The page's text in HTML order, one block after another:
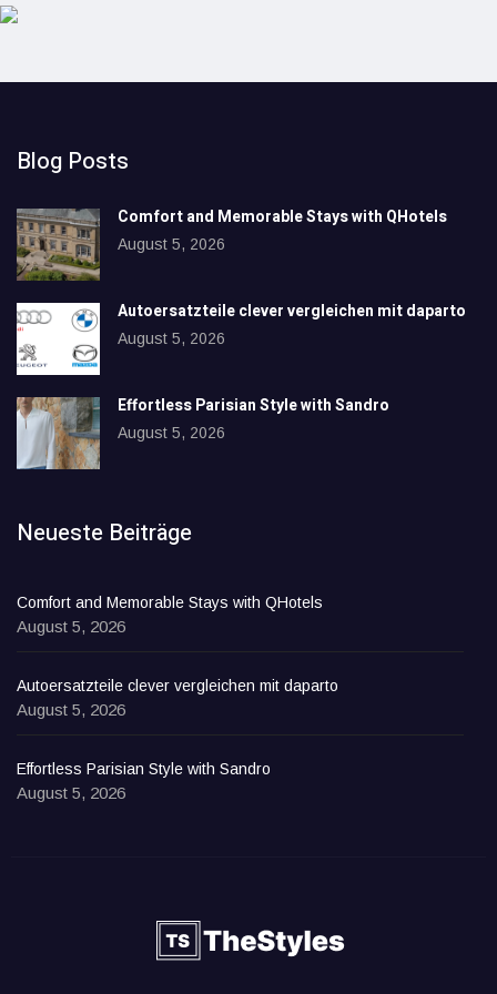
Blog Posts
Comfort and Memorable Stays with QHotels
August 5, 2026
Autoersatzteile clever vergleichen mit daparto
August 5, 2026
Effortless Parisian Style with Sandro
August 5, 2026
Neueste Beiträge
Comfort and Memorable Stays with QHotels
August 5, 2026
Autoersatzteile clever vergleichen mit daparto
August 5, 2026
Effortless Parisian Style with Sandro
August 5, 2026